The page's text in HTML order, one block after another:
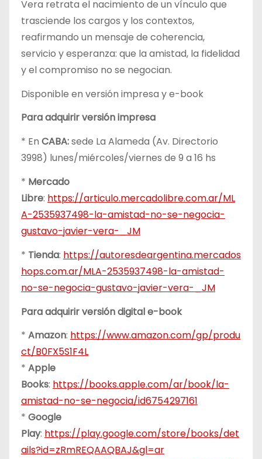
Vera retrata el nacimiento de un vínculo que
trasciende los cargos y los contextos,
reafirmando un mensaje de coherencia,
servicio y esperanza: que la amistad, la fidelidad
y el compromiso no se negocian.
Disponible en versión impresa y e-book
Para adquirir versión impresa
* En CABA:sede La Alameda (Av. Directorio
3998) lunes/miércoles/viernes de 9 a 16 hs
* Mercado
Libre: https://articulo.mercadolibre.com.ar/ML
A-2535937498-la-amistad-no-se-negocia-
gustavo-javier-vera-_JM
* Tienda: https://autoresdeargentina.mercados
hops.com.ar/MLA-2535937498-la-amistad-
no-se-negocia-gustavo-javier-vera-_JM
Para adquirir versión digital e-book
* Amazon: https://www.amazon.com/gp/produ
ct/B0FX5S1F4L
* Apple
Books: https://books.apple.com/ar/book/la-
amistad-no-se-negocia/id6754297161
* Google
Play: https://play.google.com/store/books/det
ails?id=zRmREQAAQBAJ&gl=ar